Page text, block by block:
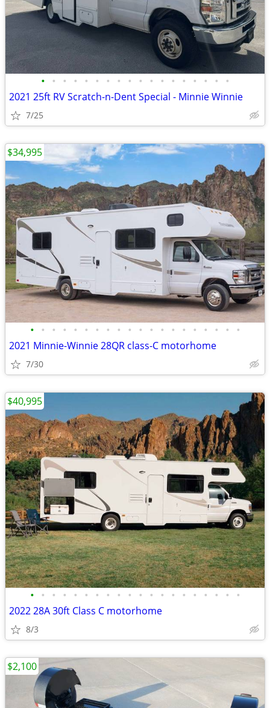
• • • • • • • • • • • • • • • • • •
2021 25ft RV Scratch-n-Dent Special - Minnie Winnie
7/25
• • • • • • • • • • • • • • • • • • • •
2021 Minnie-Winnie 28QR class-C motorhome
7/30
$34,995
• • • • • • • • • • • • • • • • • • • •
2022 28A 30ft Class C motorhome
8/3
$40,995
$2,100